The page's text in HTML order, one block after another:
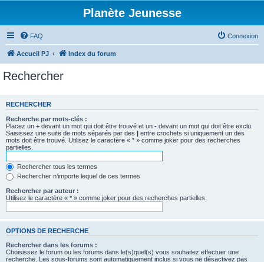
Planète Jeunesse
FAQ Connexion
Accueil PJ Index du forum
Rechercher
RECHERCHER
Recherche par mots-clés :
Placez un + devant un mot qui doit être trouvé et un - devant un mot qui doit être exclu.
Saisissez une suite de mots séparés par des | entre crochets si uniquement un des
mots doit être trouvé. Utilisez le caractère « * » comme joker pour des recherches
partielles.
Rechercher tous les termes
Rechercher n’importe lequel de ces termes
Rechercher par auteur :
Utilisez le caractère « * » comme joker pour des recherches partielles.
OPTIONS DE RECHERCHE
Rechercher dans les forums :
Choisissez le forum ou les forums dans le(s)quel(s) vous souhaitez effectuer une
recherche. Les sous-forums sont automatiquement inclus si vous ne désactivez pas